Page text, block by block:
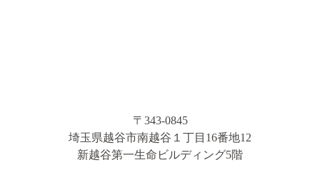
〒343-0845
埼玉県越谷市南越谷１丁目16番地12
新越谷第一生命ビルディング5階